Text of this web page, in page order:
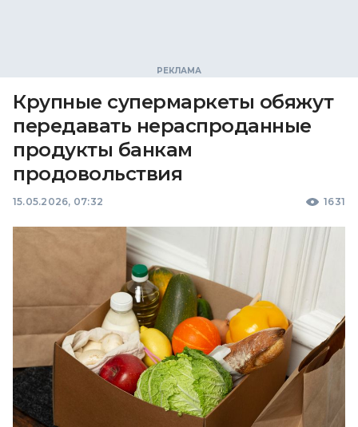
Крупные супермаркеты обяжут
передавать нераспроданные
продукты банкам
продовольствия
15.05.2026, 07:32 1631